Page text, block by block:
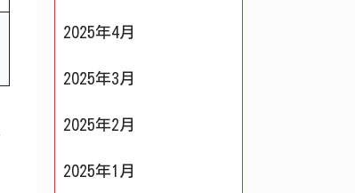
2025年4月
2025年3月
2025年2月
2025年1月